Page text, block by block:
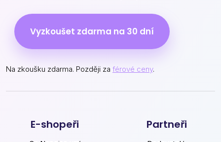
Vyzkoušet zdarma na 30 dní
Na zkoušku zdarma. Později za férové ceny.
E-shopeři Partneři